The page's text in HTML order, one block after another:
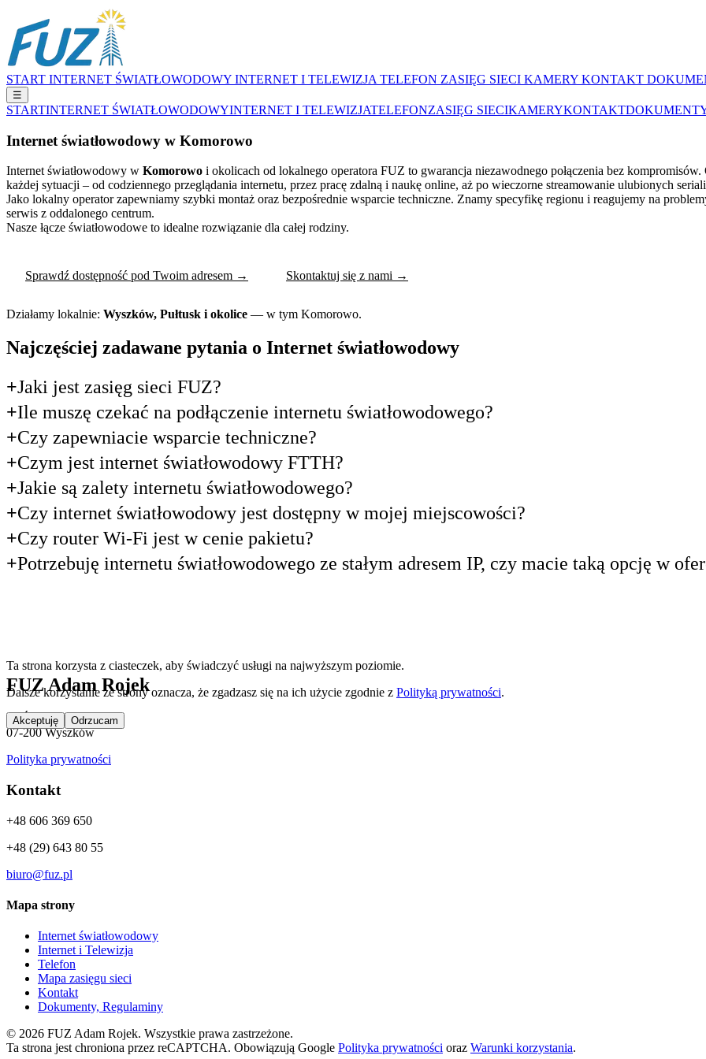
START INTERNET ŚWIATŁOWODOWY INTERNET I TELEWIZJA TELEFON ZASIĘG SIECI KAMERY KONTAKT
☰
STARTINTERNET ŚWIATŁOWODOWYINTERNET I TELEWIZJATELEFONZASIĘG SIECIKAMERYKONTAKT
Internet światłowodowy w Komorowo
Internet światłowodowy w Komorowo i okolicach od lokalnego operatora FUZ to gwarancja niezawodnego połączenia bez
każdej sytuacji – od codziennego przeglądania internetu, przez pracę zdalną i naukę online, aż po wieczorne streamowanie ulubionych
Jako lokalny operator zapewniamy szybki montaż oraz bezpośrednie wsparcie techniczne. Znamy specyfikę regionu i reagujemy na
serwis z oddalonego centrum.
Nasze łącze światłowodowe to idealne rozwiązanie dla całej rodziny.
Sprawdź dostępność pod Twoim adresem → Skontaktuj się z nami →
Działamy lokalnie: Wyszków, Pułtusk i okolice — w tym Komorowo.
Najczęściej zadawane pytania o Internet światłowodowy
Jaki jest zasięg sieci FUZ?
Ile muszę czekać na podłączenie internetu światłowodowego?
Czy zapewniacie wsparcie techniczne?
Czym jest internet światłowodowy FTTH?
Jakie są zalety internetu światłowodowego?
Czy internet światłowodowy jest dostępny w mojej miejscowości?
Czy router Wi-Fi jest w cenie pakietu?
Potrzebuję internetu światłowodowego ze stałym adresem IP, czy macie taką opcję w
Ta strona korzysta z ciasteczek, aby świadczyć usługi na najwyższym poziomie.
Dalsze korzystanie ze strony oznacza, że zgadzasz się na ich użycie zgodnie z Polityką prywatności.
Akceptuję Odrzucam
FUZ Adam Rojek
ul. Świętojańska 46
07-200 Wyszków
Polityka prywatności
Kontakt
+48 606 369 650
+48 (29) 643 80 55
biuro@fuz.pl
Mapa strony
Internet światłowodowy
Internet i Telewizja
Telefon
Mapa zasięgu sieci
Kontakt
Dokumenty, Regulaminy
© 2026 FUZ Adam Rojek. Wszystkie prawa zastrzeżone.
Ta strona jest chroniona przez reCAPTCHA. Obowiązują Google Polityka prywatności oraz Warunki korzystania.